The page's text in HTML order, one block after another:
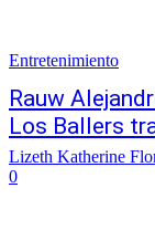
Entretenimiento
Rauw
Los Ballers
Lizeth Katherine
0